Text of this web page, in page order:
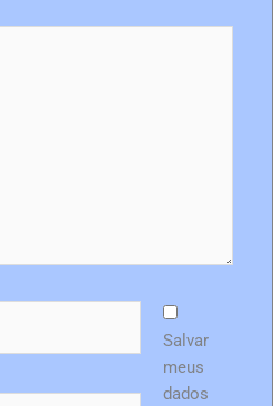
Salvar
meus
dados